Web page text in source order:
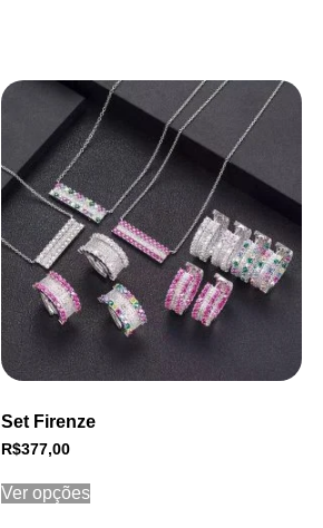
Set Firenze
R$377,00
Ver opções